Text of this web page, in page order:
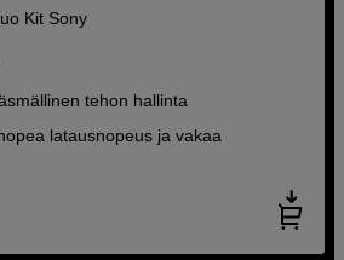
Kit Sony
tehon hallinta
latausnopeus ja vakaa